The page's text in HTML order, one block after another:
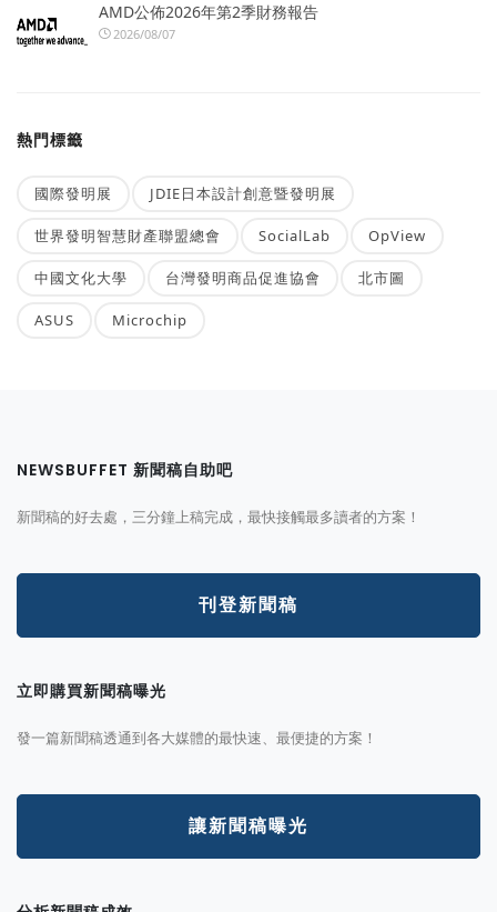
AMD公佈2026年第2季財務報告
2026/08/07
熱門標籤
國際發明展 JDIE日本設計創意暨發明展
世界發明智慧財產聯盟總會 SocialLab OpView
中國文化大學 台灣發明商品促進協會 北市圖
ASUS Microchip
NEWSBUFFET 新聞稿自助吧
新聞稿的好去處，三分鐘上稿完成，最快接觸最多讀者的方案！
刊登新聞稿
立即購買新聞稿曝光
發一篇新聞稿透通到各大媒體的最快速、最便捷的方案！
讓新聞稿曝光